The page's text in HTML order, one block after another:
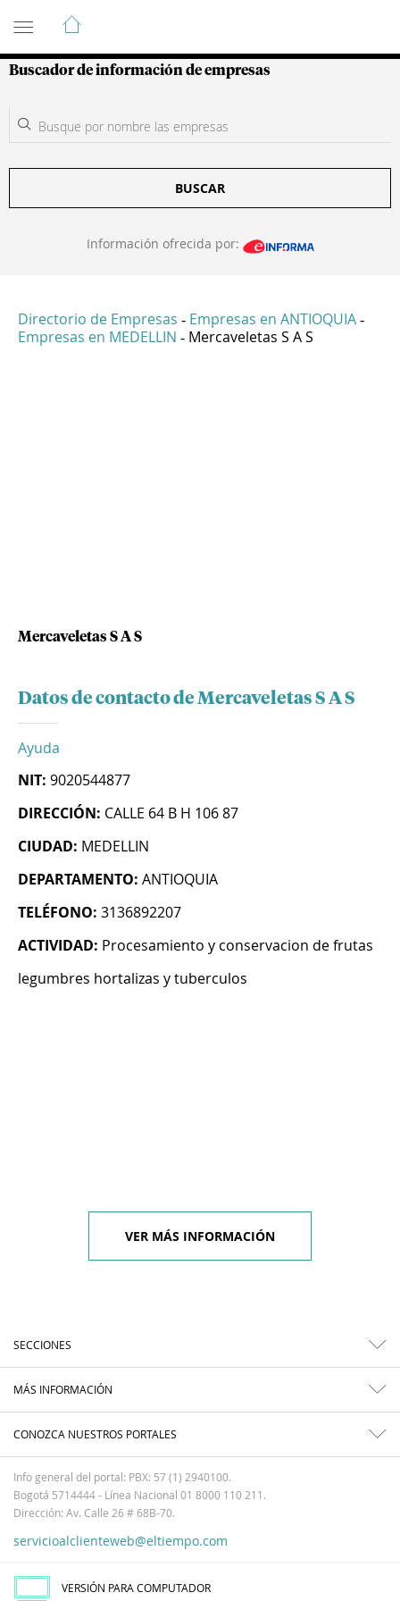
Guía de Empresas Colombianas
Buscador de información de empresas
BUSCAR
Información ofrecida por:
Directorio de Empresas - Empresas en ANTIOQUIA -
Empresas en MEDELLIN - Mercaveletas S A S
Mercaveletas S A S
Datos de contacto de Mercaveletas S A S
Ayuda
NIT: 9020544877
DIRECCIÓN: CALLE 64 B H 106 87
CIUDAD: MEDELLIN
DEPARTAMENTO: ANTIOQUIA
TELÉFONO: 3136892207
ACTIVIDAD: Procesamiento y conservacion de frutas
legumbres hortalizas y tuberculos
VER MÁS INFORMACIÓN
SECCIONES
MÁS INFORMACIÓN
CONOZCA NUESTROS PORTALES
Info general del portal: PBX: 57 (1) 2940100.
Bogotá 5714444 - Línea Nacional 01 8000 110 211.
Dirección: Av. Calle 26 # 68B-70.
servicioalclienteweb@eltiempo.com
VERSIÓN PARA COMPUTADOR